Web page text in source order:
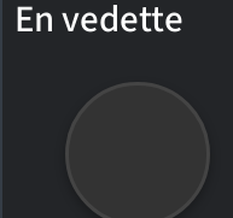
En vedette